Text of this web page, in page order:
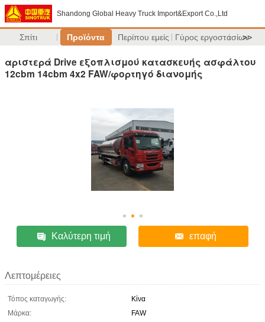
Shandong Global Heavy Truck Import&Export Co.,Ltd
Σπίτι Προϊόντα Περίπου εμείς Γύρος εργοστασίων
>>
αριστερά Drive εξοπλισμού κατασκευής ασφάλτου
12cbm 14cbm 4x2 FAW/φορτηγό διανομής
Καλύτερη τιμή επαφή
Λεπτομέρειες
Τόπος καταγωγής:
Κίνα
Μάρκα:
FAW